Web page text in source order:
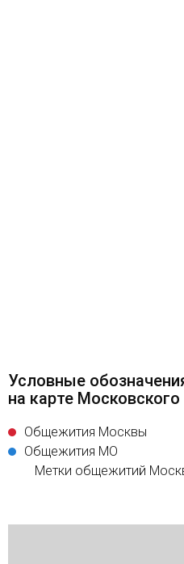
Условные
на карте Московского
Общежития Москвы
Общежития МО
Метки общежитий